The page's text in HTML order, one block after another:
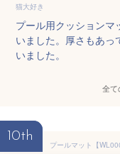
猫大好き
プール用クッションマ
いました。厚さもあっ
いました。
全て
10th